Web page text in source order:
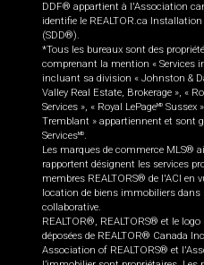
DDF® appartient à l'Association
identifie le REALTOR.ca
(SDD®).
*Tous les bureaux sont des
comprenant la mention « Services
incluant sa division « Johnston &
Valley Real Estate, Brokerage », «
Services », « Royal LePageMD Sussex
Tremblant » appartiennent et sont
ServicesMD.
Les marques de commerce MLS®
rapportent désignent les services
membres REALTORS® de l'ACI en
location de biens immobiliers dans
collaborative.
REALTOR®, REALTORS® et le
déposées de REALTOR® Canada
Association of REALTORS® et